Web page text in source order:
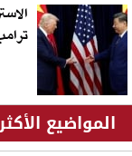
المواضيع